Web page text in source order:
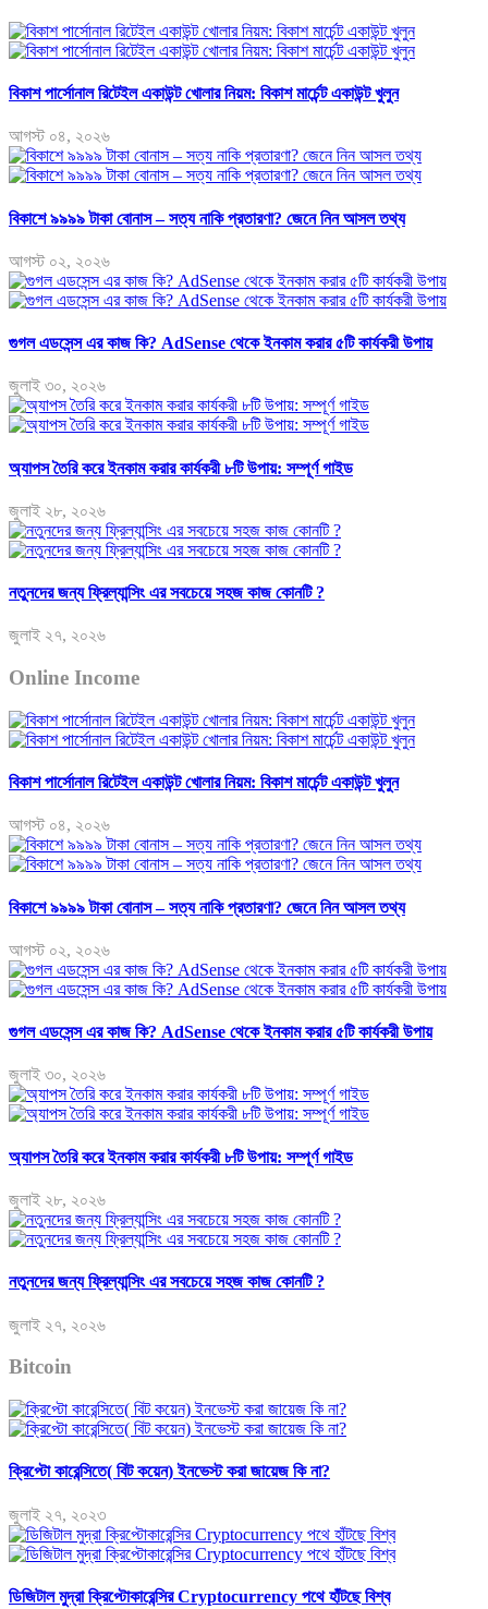
বিকাশ পার্সোনাল রিটেইল একাউন্ট খোলার নিয়ম: বিকাশ মার্চেন্ট একাউন্ট খুলুন
আগস্ট ০৪, ২০২৬
বিকাশে ৯৯৯৯ টাকা বোনাস – সত্য নাকি প্রতারণা? জেনে নিন আসল তথ্য
আগস্ট ০২, ২০২৬
গুগল এডসেন্স এর কাজ কি? AdSense থেকে ইনকাম করার ৫টি কার্যকরী উপায়
জুলাই ৩০, ২০২৬
অ্যাপস তৈরি করে ইনকাম করার কার্যকরী ৮টি উপায়: সম্পূর্ণ গাইড
জুলাই ২৮, ২০২৬
নতুনদের জন্য ফ্রিল্যান্সিং এর সবচেয়ে সহজ কাজ কোনটি ?
জুলাই ২৭, ২০২৬
Online Income
বিকাশ পার্সোনাল রিটেইল একাউন্ট খোলার নিয়ম: বিকাশ মার্চেন্ট একাউন্ট খুলুন
আগস্ট ০৪, ২০২৬
বিকাশে ৯৯৯৯ টাকা বোনাস – সত্য নাকি প্রতারণা? জেনে নিন আসল তথ্য
আগস্ট ০২, ২০২৬
গুগল এডসেন্স এর কাজ কি? AdSense থেকে ইনকাম করার ৫টি কার্যকরী উপায়
জুলাই ৩০, ২০২৬
অ্যাপস তৈরি করে ইনকাম করার কার্যকরী ৮টি উপায়: সম্পূর্ণ গাইড
জুলাই ২৮, ২০২৬
নতুনদের জন্য ফ্রিল্যান্সিং এর সবচেয়ে সহজ কাজ কোনটি ?
জুলাই ২৭, ২০২৬
Bitcoin
ক্রিপ্টো কারেন্সিতে( বিট কয়েন) ইনভেস্ট করা জায়েজ কি না?
জুলাই ২৭, ২০২৩
ডিজিটাল মুদ্রা ক্রিপ্টোকারেন্সির Cryptocurrency পথে হাঁটছে বিশ্ব